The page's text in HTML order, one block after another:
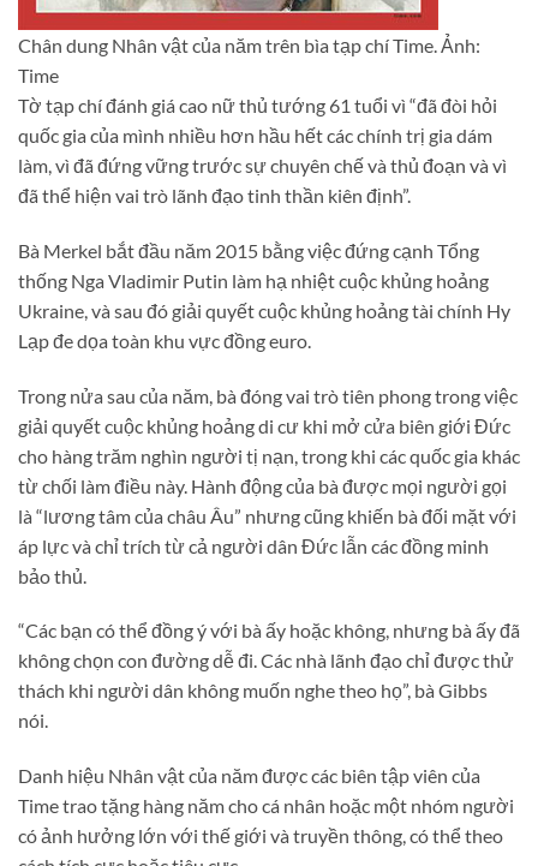
Chân dung Nhân vật của năm trên bìa tạp chí Time. Ảnh:
Time
Tờ tạp chí đánh giá cao nữ thủ tướng 61 tuổi vì “đã đòi hỏi
quốc gia của mình nhiều hơn hầu hết các chính trị gia dám
làm, vì đã đứng vững trước sự chuyên chế và thủ đoạn và vì
đã thể hiện vai trò lãnh đạo tinh thần kiên định”.
Bà Merkel bắt đầu năm 2015 bằng việc đứng cạnh Tổng
thống Nga Vladimir Putin làm hạ nhiệt cuộc khủng hoảng
Ukraine, và sau đó giải quyết cuộc khủng hoảng tài chính Hy
Lạp đe dọa toàn khu vực đồng euro.
Trong nửa sau của năm, bà đóng vai trò tiên phong trong việc
giải quyết cuộc khủng hoảng di cư khi mở cửa biên giới Đức
cho hàng trăm nghìn người tị nạn, trong khi các quốc gia khác
từ chối làm điều này. Hành động của bà được mọi người gọi
là “lương tâm của châu Âu” nhưng cũng khiến bà đối mặt với
áp lực và chỉ trích từ cả người dân Đức lẫn các đồng minh
bảo thủ.
“Các bạn có thể đồng ý với bà ấy hoặc không, nhưng bà ấy đã
không chọn con đường dễ đi. Các nhà lãnh đạo chỉ được thử
thách khi người dân không muốn nghe theo họ”, bà Gibbs
nói.
Danh hiệu Nhân vật của năm được các biên tập viên của
Time trao tặng hàng năm cho cá nhân hoặc một nhóm người
có ảnh hưởng lớn với thế giới và truyền thông, có thể theo